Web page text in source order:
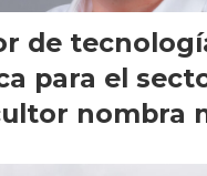
de
para el
nombra